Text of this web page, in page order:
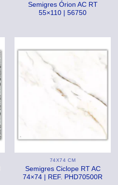
Semigres Órion AC RT
55×110 | 56750
74X74 CM
Semigres Ciclope RT AC
74×74 | REF. PHD70500R